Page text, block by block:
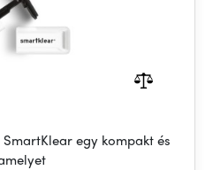
SmartKlear egy kompakt és